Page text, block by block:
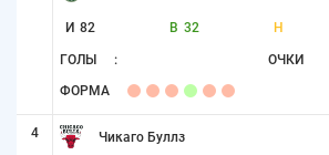
И 82 В 32 Н
ГОЛЫ : ОЧКИ
ФОРМА
4 Чикаго Буллз